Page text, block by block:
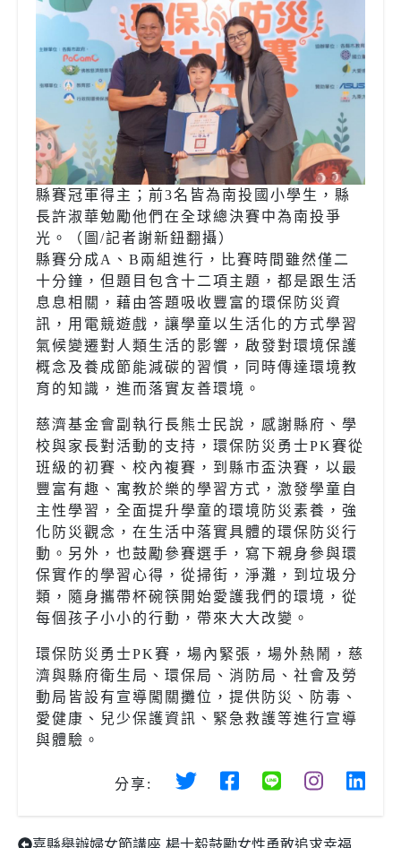
縣賽冠軍得主；前3名皆為南投國小學生，縣
長許淑華勉勵他們在全球總決賽中為南投爭
光。（圖 /記者謝新鈕翻攝）
縣賽分成A 、 B 兩組進行，比賽時間雖然僅二
十分鐘，但題目包含十二項主題，都是跟生活
息息相關，藉由答題吸收豐富的環保防災資
訊，用電競遊戲，讓學童以生活化的方式學習
氣候變遷對人類生活的影響，啟發對環境保護
概念及養成節能減碳的習慣，同時傳達環境教
育的知識，進而落實友善環境。
慈濟基金會副執行長熊士民說，感謝縣府、學
校與家長對活動的支持，環保防災勇士PK賽從
班級的初賽、校內複賽，到縣市盃決賽，以最
豐富有趣、寓教於樂的學習方式，激發學童自
主性學習，全面提升學童的環境防災素養，強
化防災觀念，在生活中落實具體的環保防災行
動。另外，也鼓勵參賽選手，寫下親身參與環
保實作的學習心得，從掃街，淨灘，到垃圾分
類，隨身攜帶杯碗筷開始愛護我們的環境，從
每個孩子小小的行動，帶來大大改變。
環保防災勇士PK賽，場內緊張，場外熱鬧，慈
濟與縣府衛生局、環保局、消防局、社會及勞
動局皆設有宣導闖關攤位，提供防災、防毒、
愛健康、兒少保護資訊、緊急救護等進行宣導
與體驗。
分享:
嘉縣舉辦婦女節講座 楊士毅鼓勵女性勇敢追求幸福